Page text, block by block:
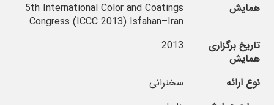
همایش
5th International Color and Coatings
Congress (ICCC 2013) Isfahan–Iran
تاریخ برگزاری
همایش
2013
نوع ارائه
سخنرانی